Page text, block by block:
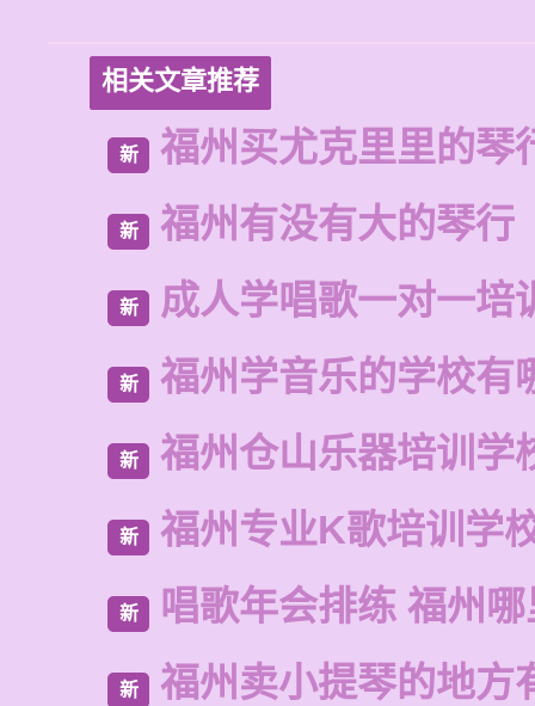
相关文章推荐
新 福州买尤克里里的琴
新 福州有没有大的琴行
新 成人学唱歌一对一培
新 福州学音乐的学校有
新 福州仓山乐器培训学
新 福州专业K歌培训学
新 唱歌年会排练 福州
新 福州卖小提琴的地方